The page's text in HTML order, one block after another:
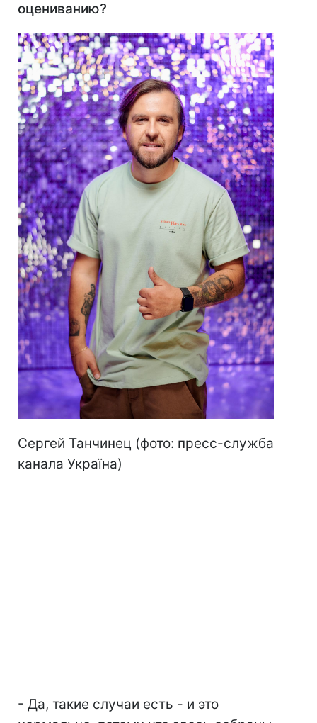
оцениванию?
Сергей Танчинец (фото: пресс-служба
канала Україна)
- Да, такие случаи есть - и это